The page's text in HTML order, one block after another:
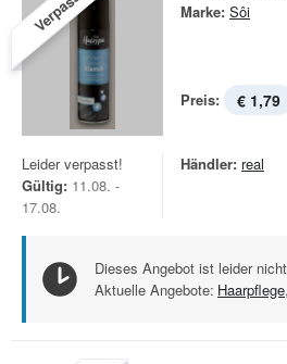
Marke: Sôi
Preis: € 1,79
Leider verpasst!
Gültig: 11.08. -
17.08.
Händler: real
Dieses Angebot ist leider
Aktuelle Angebote: Haarpflege,